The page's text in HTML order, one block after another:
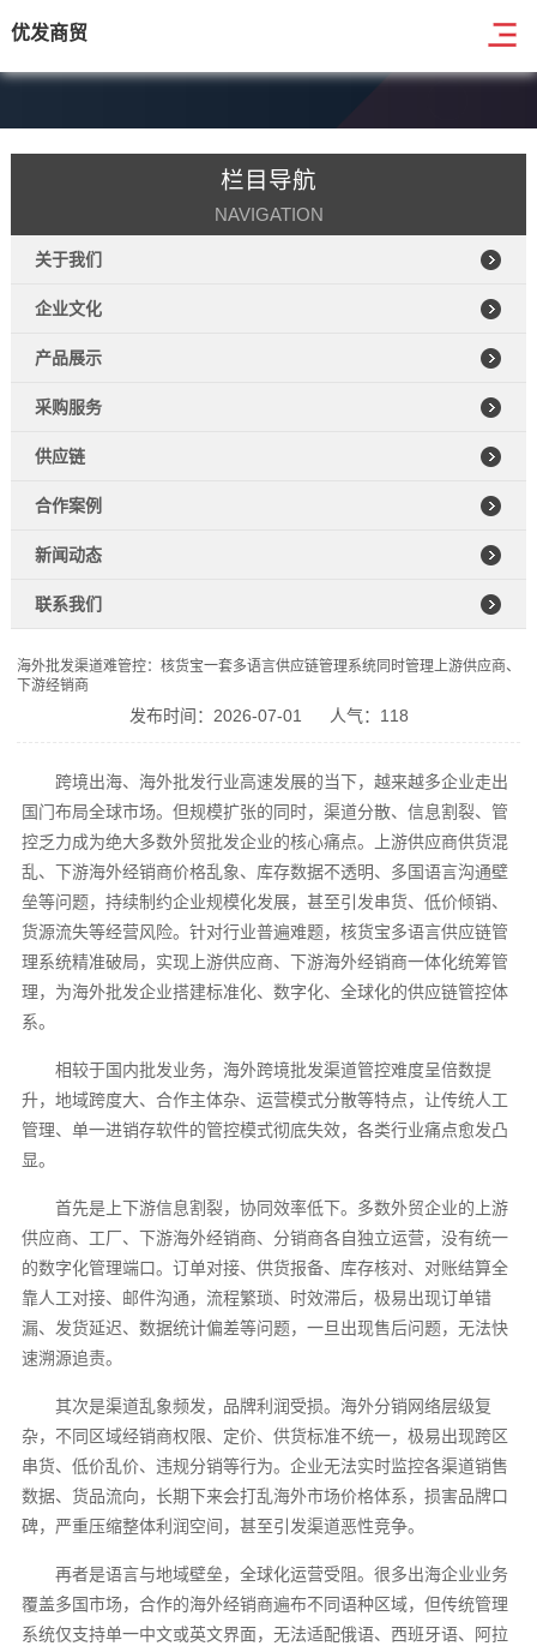
优发商贸
栏目导航
NAVIGATION
关于我们
企业文化
产品展示
采购服务
供应链
合作案例
新闻动态
联系我们
海外批发渠道难管控：核货宝一套多语言供应链管理系统同时管理上游供应商、
下游经销商
发布时间：2026-07-01 人气：118
跨境出海、海外批发行业高速发展的当下，越来越多企业走出
国门布局全球市场。但规模扩张的同时，渠道分散、信息割裂、管
控乏力成为绝大多数外贸批发企业的核心痛点。上游供应商供货混
乱、下游海外经销商价格乱象、库存数据不透明、多国语言沟通壁
垒等问题，持续制约企业规模化发展，甚至引发串货、低价倾销、
货源流失等经营风险。针对行业普遍难题，核货宝多语言供应链管
理系统精准破局，实现上游供应商、下游海外经销商一体化统筹管
理，为海外批发企业搭建标准化、数字化、全球化的供应链管控体
系。
相较于国内批发业务，海外跨境批发渠道管控难度呈倍数提
升，地域跨度大、合作主体杂、运营模式分散等特点，让传统人工
管理、单一进销存软件的管控模式彻底失效，各类行业痛点愈发凸
显。
首先是上下游信息割裂，协同效率低下。多数外贸企业的上游
供应商、工厂、下游海外经销商、分销商各自独立运营，没有统一
的数字化管理端口。订单对接、供货报备、库存核对、对账结算全
靠人工对接、邮件沟通，流程繁琐、时效滞后，极易出现订单错
漏、发货延迟、数据统计偏差等问题，一旦出现售后问题，无法快
速溯源追责。
其次是渠道乱象频发，品牌利润受损。海外分销网络层级复
杂，不同区域经销商权限、定价、供货标准不统一，极易出现跨区
串货、低价乱价、违规分销等行为。企业无法实时监控各渠道销售
数据、货品流向，长期下来会打乱海外市场价格体系，损害品牌口
碑，严重压缩整体利润空间，甚至引发渠道恶性竞争。
再者是语言与地域壁垒，全球化运营受阻。很多出海企业业务
覆盖多国市场，合作的海外经销商遍布不同语种区域，但传统管理
系统仅支持单一中文或英文界面，无法适配俄语、西班牙语、阿拉